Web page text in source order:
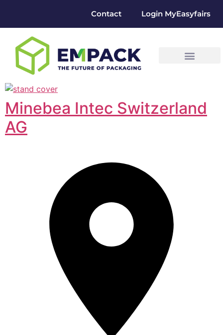
Contact Login MyEasyfairs
Minebea Intec Switzerland
AG